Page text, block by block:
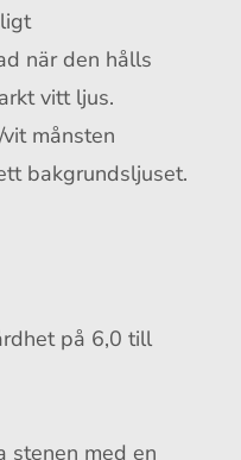
när den hålls
vitt ljus.
månsten
bakgrundsljuset.
på 6,0 till
stenen med en